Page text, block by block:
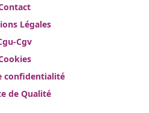
Légales
Cgv
confidentialité
de Qualité